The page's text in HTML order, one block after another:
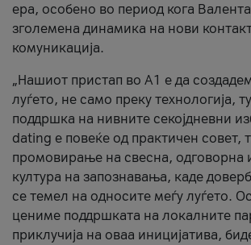
ера, особено во период кога
зголемена динамика на нови
комуникација.
„Нашиот пристап во А1 е да
луѓето, не само преку технологија,
поддршка на нивните секојдневни
dating е повеќе од практичен совет,
промовирање на свесна, одговорна
култура на запознавања, каде
се темел на односите меѓу луѓето.
цениме поддршката на локалните
приклучија на оваа иницијатива,